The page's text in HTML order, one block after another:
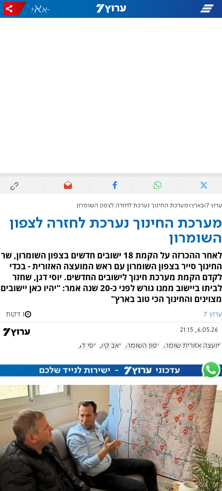
-
+
ערוץ 7 בארץ מערכת החינוך נערכת לחזרה לצפון השומרון
מערכת החינוך נערכת לחזרה לצפון
השומרון
לאחר ההכרזה על הקמת 18 ישובים חדשים בצפון השומרון, שר
החינוך סייר בצפון השומרון עם ראש המועצה האזורית - בכדי
לקדם הקמת מערכת חינוך לישובים החדשים. יוסי דגן, שחזר
לביתו ביישוב ממנו גורש לפני כ-20 שנה אמר: "יהיו כאן יישובים
מצוינים והחינוך הכי טוב בארץ"
ערוץ 7 1 דקות
6.05.26, 21:15
מועצה אזורית שומרון צפון השומרון יואב קיש יוסי דגן